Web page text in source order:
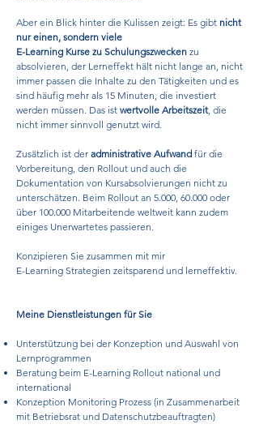
Aber ein Blick hinter die Kulissen zeigt: Es gibt nicht
nur einen, sondern viele
E-Learning Kurse zu Schulungszwecken zu
absolvieren, der Lerneffekt hält nicht lange an, nicht
immer passen die Inhalte zu den Tätigkeiten und es
sind häufig mehr als 15 Minuten, die investiert
werden müssen. Das ist wertvolle Arbeitszeit, die
nicht immer sinnvoll genutzt wird.
Zusätzlich ist der administrative Aufwand für die
Vorbereitung, den Rollout und auch die
Dokumentation von Kursabsolvierungen nicht zu
unterschätzen. Beim Rollout an 5.000, 60.000 oder
über 100.000 Mitarbeitende weltweit kann zudem
einiges Unerwartetes passieren.
Konzipieren Sie zusammen mit mir
E-Learning Strategien zeitsparend und lerneffektiv.
Meine Dienstleistungen für Sie
Unterstützung bei der Konzeption und Auswahl von
Lernprogrammen
Beratung beim E-Learning Rollout national und
international
Konzeption Monitoring Prozess (in Zusammenarbeit
mit Betriebsrat und Datenschutzbeauftragten)